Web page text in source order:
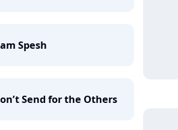
Spesh
Send for the Others